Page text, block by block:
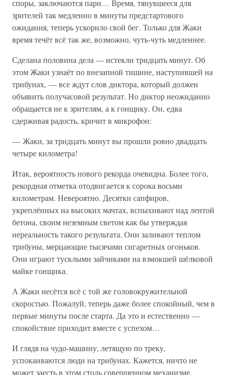
споры, заключаются пари… Время, тянувшееся для
зрителей так медленно в минуты предстартового
ожидания, теперь ускорило свой бег. Только для Жаки
время течёт всё так же, возможно, чуть-чуть медленнее.
Сделана половина дела — истекли тридцать минут. Об
этом Жаки узнаёт по внезапной тишине, наступившей на
трибунах, — все ждут слов диктора, который должен
объявить получасовой результат. Но диктор неожиданно
обращается не к зрителям, а к гонщику. Он, едва
сдерживая радость, кричит в микрофон:
— Жаки, за тридцать минут вы прошли ровно двадцать
четыре километра!
Итак, вероятность нового рекорда очевидна. Более того,
рекордная отметка отодвигается к сорока восьми
километрам. Невероятно. Десятки сапфиров,
укреплённых на высоких мачтах, вспыхивают над лентой
бетона, своим неземным светом как бы утверждая
нереальность такого результата. Они заливают теплом
трибуны, мерцающие тысячами сигаретных огоньков.
Они играют тусклыми зайчиками на взмокшей шёлковой
майке гонщика.
А Жаки несётся всё с той же головокружительной
скоростью. Пожалуй, теперь даже более спокойный, чем в
первые минуты после старта. Да это и естественно —
спокойствие приходит вместе с успехом…
И глядя на чудо-машину, летящую по треку,
успокаиваются люди на трибунах. Кажется, ничто не
может заесть в этом столь совершенном механизме.